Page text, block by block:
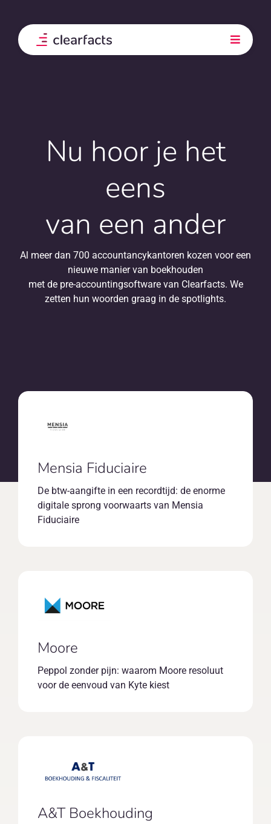
content
Toggle
Onze klantenNu hoor je het
eens
van een ander
Al meer dan 700 accountancykantoren kozen voor een
nieuwe manier van boekhouden
met de pre-accountingsoftware van Clearfacts. We
zetten hun woorden graag in de spotlights.
Mensia Fiduciaire
De btw-aangifte in een recordtijd: de enorme
digitale sprong voorwaarts van Mensia
Fiduciaire
Moore
Peppol zonder pijn: waarom Moore resoluut
voor de eenvoud van Kyte kiest
A&T Boekhouding